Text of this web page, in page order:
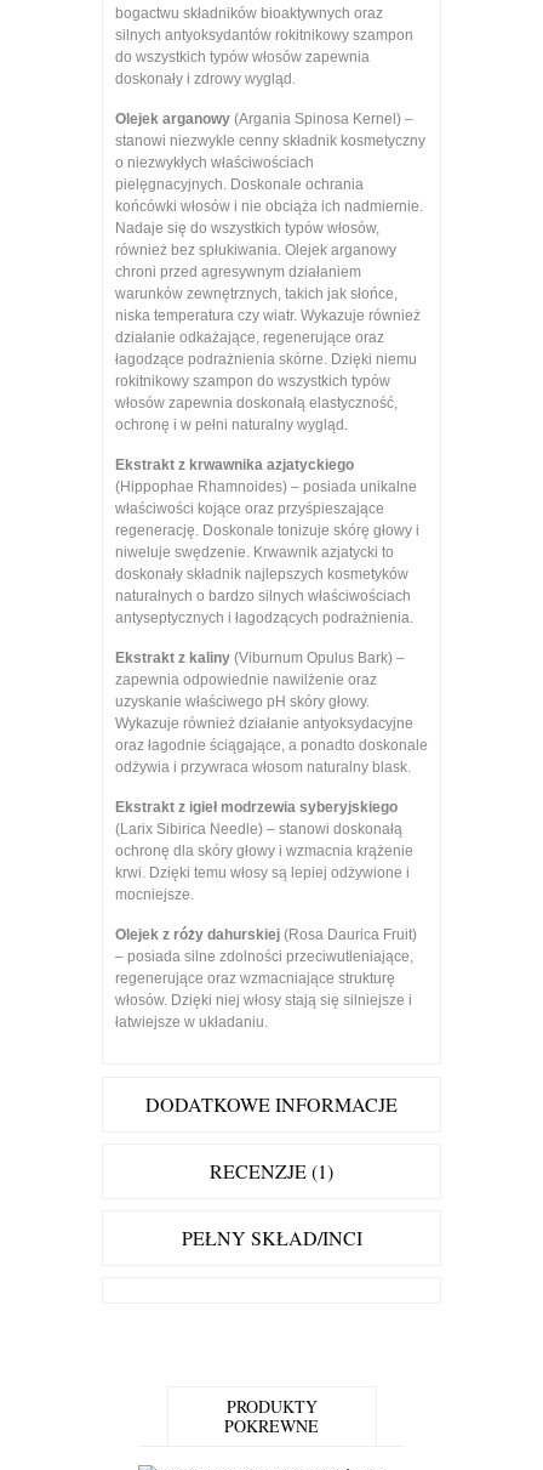
bogactwu składników bioaktywnych oraz
silnych antyoksydantów rokitnikowy szampon
do wszystkich typów włosów zapewnia
doskonały i zdrowy wygląd.
Olejek arganowy (Argania Spinosa Kernel) –
stanowi niezwykle cenny składnik kosmetyczny
o niezwykłych właściwościach
pielęgnacyjnych. Doskonale ochrania
końcówki włosów i nie obciąża ich nadmiernie.
Nadaje się do wszystkich typów włosów,
również bez spłukiwania. Olejek arganowy
chroni przed agresywnym działaniem
warunków zewnętrznych, takich jak słońce,
niska temperatura czy wiatr. Wykazuje również
działanie odkażające, regenerujące oraz
łagodzące podrażnienia skórne. Dzięki niemu
rokitnikowy szampon do wszystkich typów
włosów zapewnia doskonałą elastyczność,
ochronę i w pełni naturalny wygląd.
Ekstrakt z krwawnika azjatyckiego
(Hippophae Rhamnoides) – posiada unikalne
właściwości kojące oraz przyśpieszające
regenerację. Doskonale tonizuje skórę głowy i
niweluje swędzenie. Krwawnik azjatycki to
doskonały składnik najlepszych kosmetyków
naturalnych o bardzo silnych właściwościach
antyseptycznych i łagodzących podrażnienia.
Ekstrakt z kaliny (Viburnum Opulus Bark) –
zapewnia odpowiednie nawilżenie oraz
uzyskanie właściwego pH skóry głowy.
Wykazuje również działanie antyoksydacyjne
oraz łagodnie ściągające, a ponadto doskonale
odżywia i przywraca włosom naturalny blask.
Ekstrakt z igieł modrzewia syberyjskiego
(Larix Sibirica Needle) – stanowi doskonałą
ochronę dla skóry głowy i wzmacnia krążenie
krwi. Dzięki temu włosy są lepiej odżywione i
mocniejsze.
Olejek z róży dahurskiej (Rosa Daurica Fruit)
– posiada silne zdolności przeciwutleniające,
regenerujące oraz wzmacniające strukturę
włosów. Dzięki niej włosy stają się silniejsze i
łatwiejsze w układaniu.
DODATKOWE INFORMACJE
RECENZJE (1)
PEŁNY SKŁAD/INCI
PRODUKTY
POKREWNE